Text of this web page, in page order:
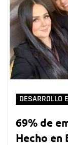
DESARROLLO
69% de
Hecho en